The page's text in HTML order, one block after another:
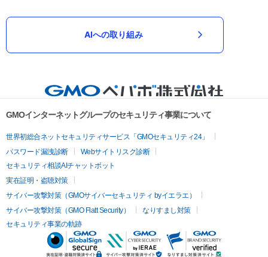
AIへの取り組み
GMOインターネットグループのセキュリティ事業について
世界初総合ネットセキュリティサービス「GMOセキュリティ24」
パスワード漏洩診断
Webサイトリスク診断
セキュリティ相談AIチャットボット
実在証明・盗聴対策
サイバー攻撃対策（GMOサイバーセキュリティ byイエラエ）
サイバー攻撃対策（GMO Flatt Security）
なりすまし対策
セキュリティ事業の軌跡